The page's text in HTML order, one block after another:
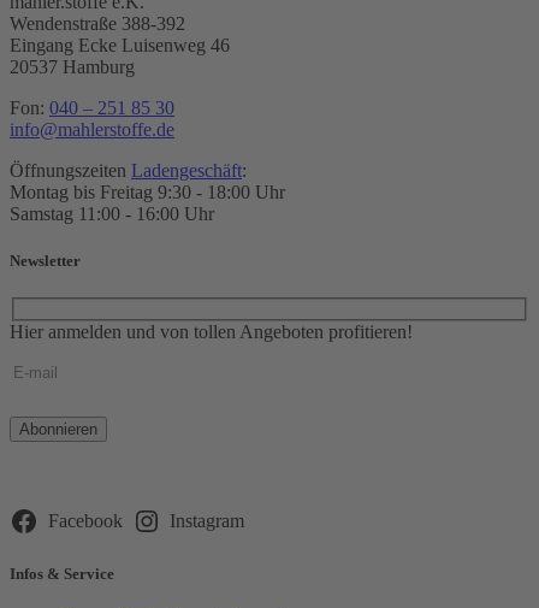
Wendenstraße 388-392
Eingang Ecke Luisenweg 46
20537 Hamburg
Fon: 040 – 251 85 30
info@mahlerstoffe.de
Öffnungszeiten Ladengeschäft:
Montag bis Freitag 9:30 - 18:00 Uhr
Samstag 11:00 - 16:00 Uhr
Newsletter
Hier anmelden und von tollen Angeboten profitieren!
Bitte
lasse
leer.
Facebook Instagram
Infos & Service